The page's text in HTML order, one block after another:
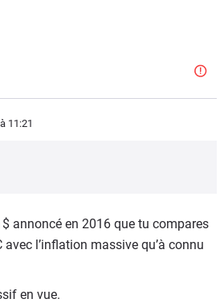
à 11:21
annoncé en 2016 que tu compares
l’inflation massive qu’à connu
en vue.